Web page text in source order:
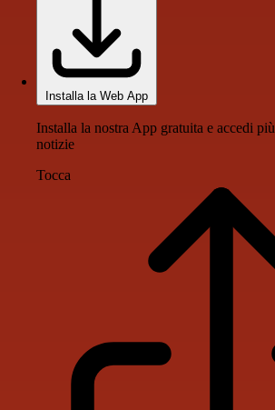
Installa la Web App
Installa la nostra App gratuita e accedi
notizie
Tocca